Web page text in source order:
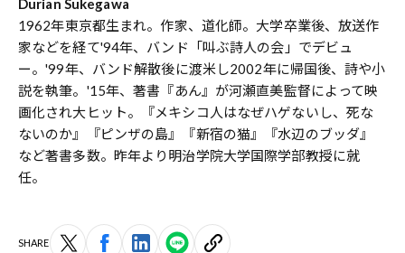
Durian Sukegawa
1962年東京都生まれ。作家、道化師。大学卒業後、放送作
家などを経て'94年、バンド「叫ぶ詩人の会」でデビュ
ー。'99年、バンド解散後に渡米し2002年に帰国後、詩や小
説を執筆。'15年、著書『あん』が河瀬直美監督によって映
画化され大ヒット。『メキシコ人はなぜハゲないし、死な
ないのか』『ピンザの島』『新宿の猫』『水辺のブッダ』
など著書多数。昨年より明治学院大学国際学部教授に就
任。
SHARE